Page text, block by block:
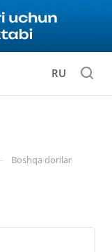
RU
Boshqa dorilar